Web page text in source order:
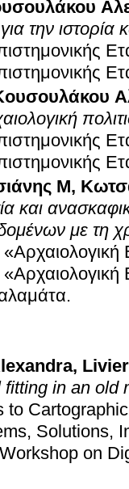
την ιστορία
Μ,
και
με
.
,
in an old
to
Solutions,
on